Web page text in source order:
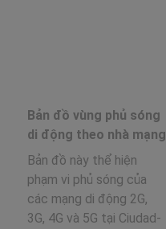
Bản đồ vùng phủ sóng
di động theo nhà mạng
Bản đồ này thể hiện
phạm vi phủ sóng của
các mạng di động 2G,
3G, 4G và 5G tại Ciudad-